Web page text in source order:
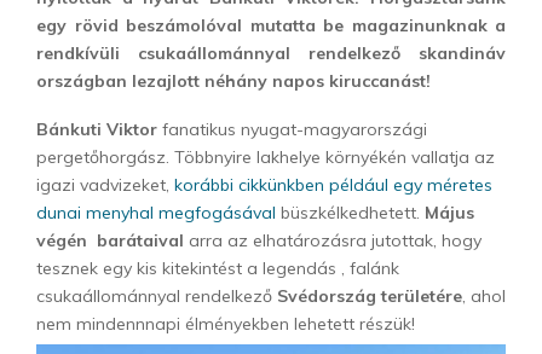
egy rövid beszámolóval mutatta be magazinunknak a
rendkívüli csukaállománnyal rendelkező skandináv
országban lezajlott néhány napos kiruccanást!
Bánkuti Viktor fanatikus nyugat-magyarországi
pergetőhorgász. Többnyire lakhelye környékén vallatja az
igazi vadvizeket, korábbi cikkünkben például egy méretes
dunai menyhal megfogásával büszkélkedhetett. Május
végén barátaival arra az elhatározásra jutottak, hogy
tesznek egy kis kitekintést a legendás , falánk
csukaállománnyal rendelkező Svédország területére, ahol
nem mindennnapi élményekben lehetett részük!